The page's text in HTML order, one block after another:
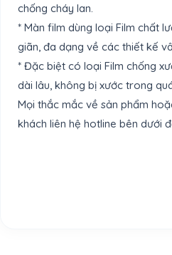
chống cháy lan.
* Màn film dùng loại Film chất
giãn, đa dạng về các thiết kế
* Đặc biệt có loại Film chống
dài lâu, không bị xước trong
Mọi thắc mắc về sản phẩm
khách liên hệ hotline bên dưới